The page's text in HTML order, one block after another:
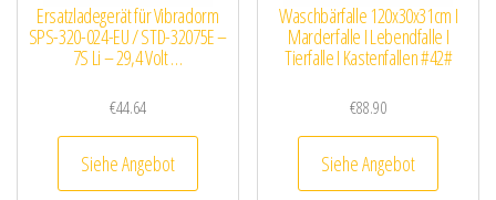
Ersatzladegerät für Vibradorm
SPS-320-024-EU / STD-32075E –
7S Li – 29,4 Volt …
€44.64
Siehe Angebot
Waschbärfalle 120x30x31cm I
Marderfalle I Lebendfalle I
Tierfalle I Kastenfallen #42#
€88.90
Siehe Angebot